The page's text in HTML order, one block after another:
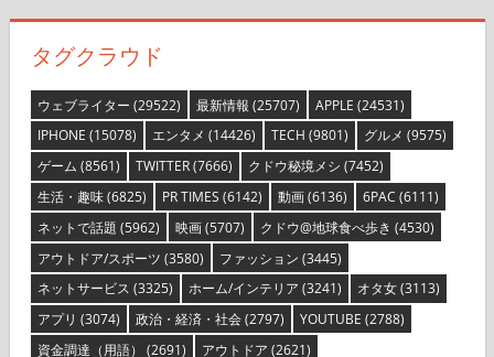
タグクラウド
ウェブライター (29522) 最新情報 (25707) APPLE (24531)
IPHONE (15078) エンタメ (14426) TECH (9801) グルメ (9575)
ゲーム (8561) TWITTER(7666) クドウ秘境メシ (7452)
生活・趣味(6825) PR TIMES (6142) 動画(6136) 6PAC (6111)
ネットで話題 (5962) 映画(5707) クドウ@地球食べ歩き (4530)
アウトドア/スポーツ (3580) ファッション (3445)
ネットサービス (3325) ホーム/インテリア (3241) オタ女(3113)
アプリ (3074) 政治・経済・社会(2797) YOUTUBE (2788)
資金調達（用語） (2691) アウトドア (2621)